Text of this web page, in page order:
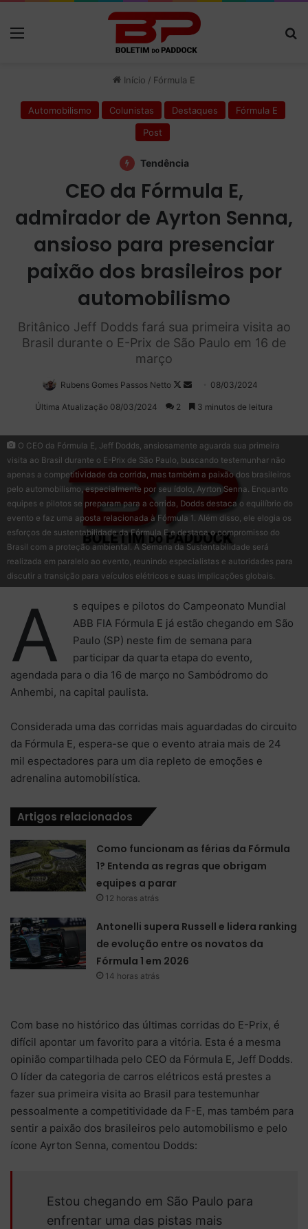
Início / Fórmula E
Automobilismo Colunistas Destaques
Fórmula E
Post
Tendência
CEO da Fórmula E,
admirador de Ayrton Senna,
ansioso para presenciar
paixão dos brasileiros por
automobilismo
Britânico Jeff Dodds fará sua primeira visita ao
Brasil durante o E-Prix de São Paulo em 16 de
março
Rubens Gomes Passos Netto
Follow
on
Mande
um
mail
08/03/2024
Última Atualização 08/03/2024 2 3 minutos de leitura
O CEO da Fórmula E, Jeff Dodds, ansiosamente aguarda sua primeira
visita ao Brasil durante o E-Prix de São Paulo, buscando testemunhar não
apenas a competitividade da corrida, mas também a paixão dos brasileiros
pelo automobilismo, especialmente por seu ídolo, Ayrton Senna. Enquanto
equipes e pilotos se preparam para a corrida, Dodds destaca o equilíbrio do
evento e faz uma aposta relacionada à Fórmula 1. Além disso, ele elogia os
esforços de sustentabilidade da Fórmula E e destaca o compromisso do
Brasil com a proteção ambiental. A Semana da Sustentabilidade será
realizada em paralelo ao evento, reunindo especialistas e autoridades para
discutir a transição para veículos elétricos e suas implicações globais.
A
s equipes e pilotos do Campeonato Mundial
ABB FIA Fórmula E já estão chegando em São
Paulo (SP) neste fim de semana para
participar da quarta etapa do evento,
agendada para o dia 16 de março no Sambódromo do
Anhembi, na capital paulista.
Considerada uma das corridas mais aguardadas do circuito
da Fórmula E, espera-se que o evento atraia mais de 24
mil espectadores para um dia repleto de emoções e
adrenalina automobilística.
Artigos relacionados
Como funcionam as férias da Fórmula
1? Entenda as regras que obrigam
equipes a parar
12 horas atrás
Antonelli supera Russell e lidera ranking
de evolução entre os novatos da
Fórmula 1 em 2026
14 horas atrás
Com base no histórico das últimas corridas do E-Prix, é
difícil apontar um favorito para a vitória. Esta é a mesma
opinião compartilhada pelo CEO da Fórmula E, Jeff Dodds.
O líder da categoria de carros elétricos está prestes a
fazer sua primeira visita ao Brasil para testemunhar
pessoalmente a competitividade da F-E, mas também para
sentir a paixão dos brasileiros pelo automobilismo e pelo
ícone Ayrton Senna, comentou Dodds:
Estou chegando em São Paulo para
enfrentar uma das pistas mais